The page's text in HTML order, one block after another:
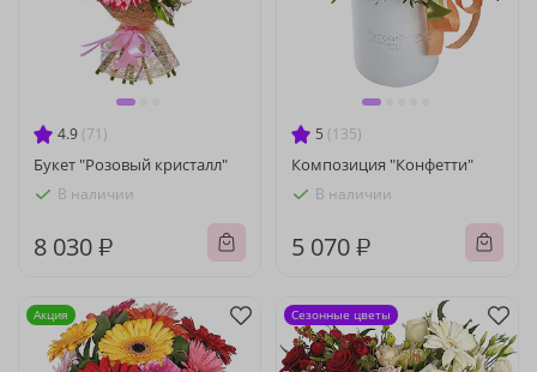
4.9 (71)
Букет "Розовый кристалл"
В наличии
8 030 ₽
5 (135)
Композиция "Конфетти"
В наличии
5 070 ₽
Акция Сезонные цветы